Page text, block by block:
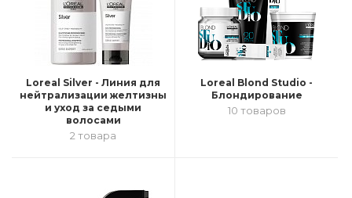
Loreal Silver - Линия для
нейтрализации желтизны
и уход за седыми
волосами
2 товара
Loreal Blond Studio -
Блондирование
10 товаров